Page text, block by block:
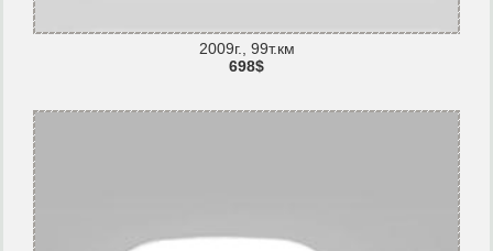
2009г., 99т.км
698$